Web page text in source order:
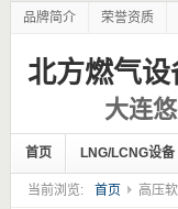
品牌简介 荣誉资质
北方燃气设
大连
首页 LNG/LCNG设备
当前浏览: 首页 高压